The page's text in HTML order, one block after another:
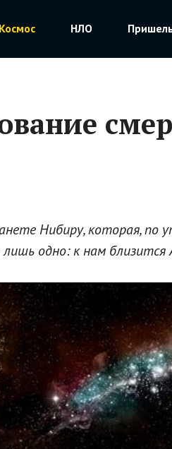
Космос НЛО
Нибиру, которая, по
одно: к нам близится